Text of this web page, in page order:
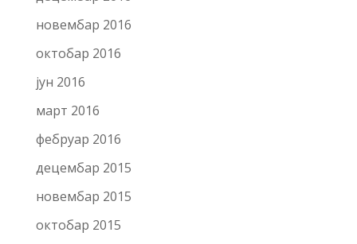
новембар 2016
октобар 2016
јун 2016
март 2016
фебруар 2016
децембар 2015
новембар 2015
октобар 2015